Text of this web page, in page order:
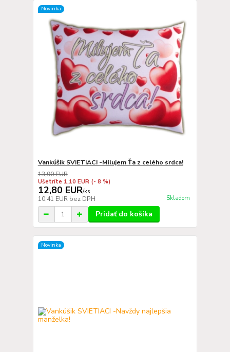
Novinka
Vankúšik SVIETIACI -Milujem Ťa z celého srdca!
13,90 EUR
Ušetríte 1,10 EUR (- 8 %)
12,80 EUR/ks
10,41 EUR bez DPH Skladom
Pridať do košíka
Novinka